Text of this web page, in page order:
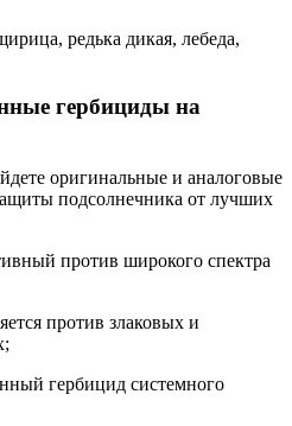
редька дикая, лебеда,
гербициды на
оригинальные и аналоговые
подсолнечника от лучших
против широкого спектра
против злаковых и
гербицид системного